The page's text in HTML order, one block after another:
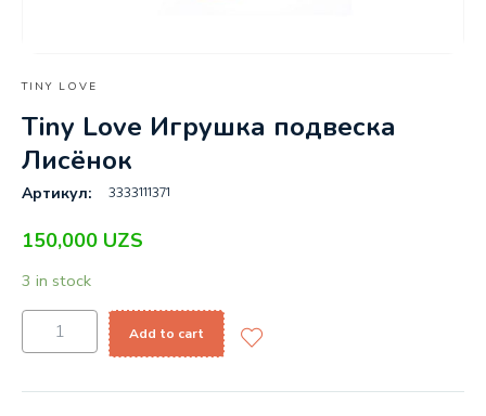
TINY LOVE
Tiny Love Игрушка подвеска
Лисёнок
Артикул: 3333111371
150,000 UZS
3 in stock
Add to cart